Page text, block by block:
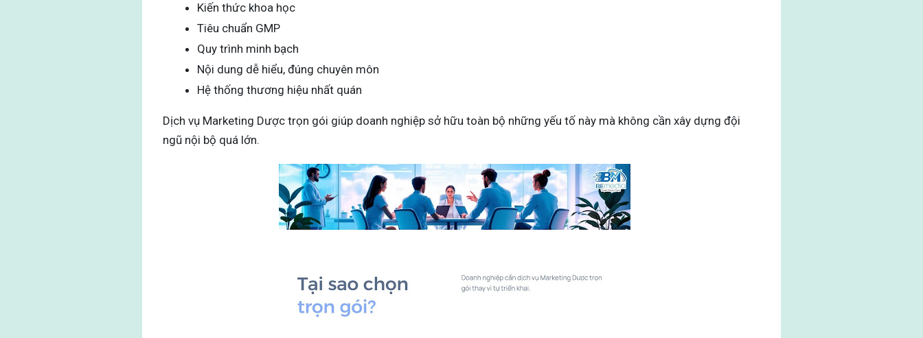
Kiến thức khoa học
Tiêu chuẩn GMP
Quy trình minh bạch
Nội dung dễ hiểu, đúng chuyên môn
Hệ thống thương hiệu nhất quán
Dịch vụ Marketing Dược trọn gói giúp doanh nghiệp sở hữu toàn bộ những yếu tố này mà không cần xây dựng đội
ngũ nội bộ quá lớn.